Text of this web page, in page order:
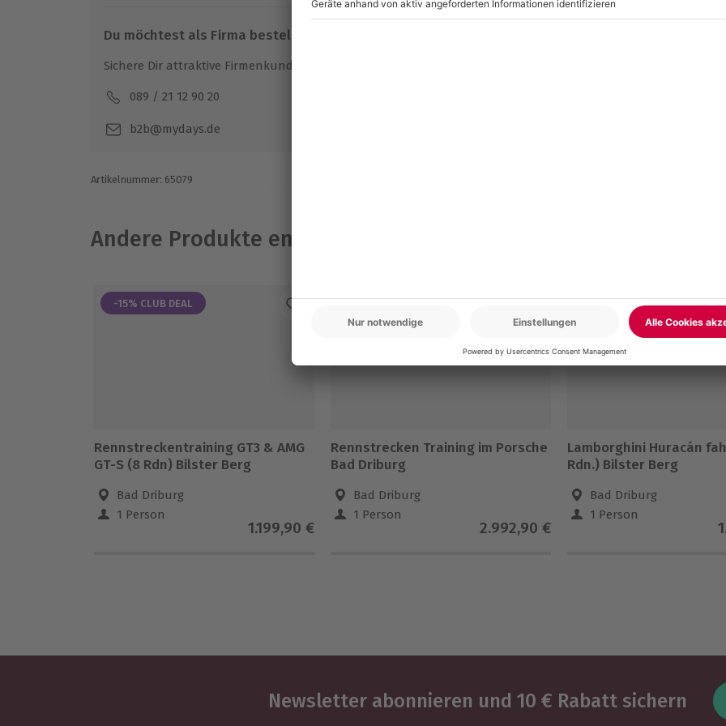
Gutschein als abgefahren (siehe AGB)
Ausrüstung & Kleidung
Teilnehmer
Du möchtest als Firma bestellen?
Sichere Dir attraktive Firmenkunden Vorteile.
089 / 21 12 90 20
b2b@mydays.de
Artikelnummer: 65079
Andere Produkte entdecken
-15% CLUB DEAL
Rennstreckentraining GT3 & AMG
GT-S (8 Rdn) Bilster Berg
Bad Driburg
1 Person
1.199,90 €
Rennstrecken Training im Porsche
Bad Driburg
Bad Driburg
1 Person
2.992,90 €
-15% CLUB DEAL
Lamborghini Huracán
Rdn.) Bilster Berg
Bad Driburg
1 Person
Newsletter abonnieren und 10 € Rabatt sichern